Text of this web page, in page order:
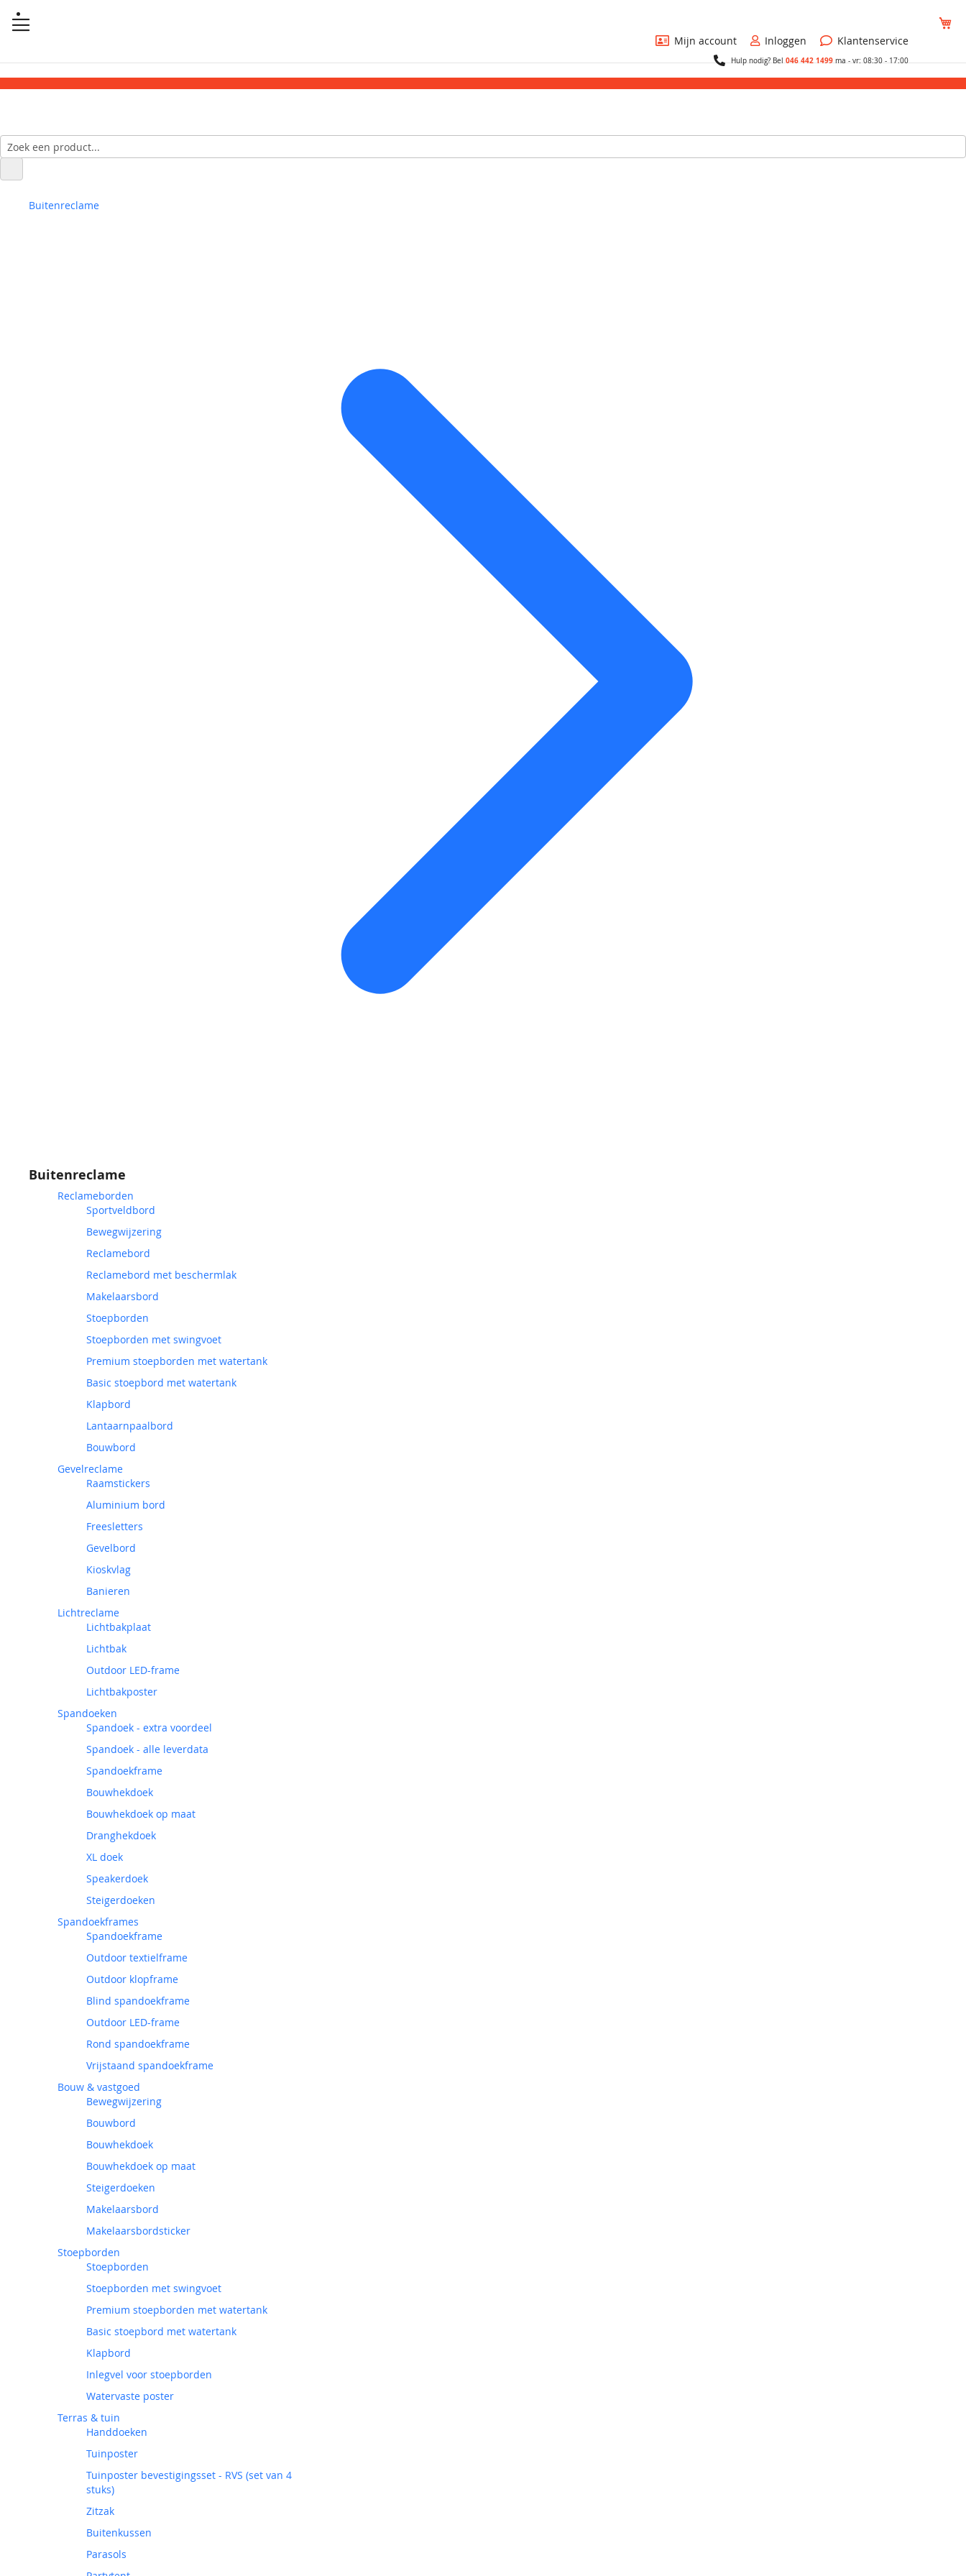
Mijn account
Inloggen Klantenservice
Hulp nodig? Bel046 442 1499ma - vr: 08:30 - 17:00
Buitenreclame
Buitenreclame
Reclameborden
Sportveldbord
Bewegwijzering
Reclamebord
Reclamebord met beschermlak
Makelaarsbord
Stoepborden
Stoepborden met swingvoet
Premium stoepborden met watertank
Basic stoepbord met watertank
Klapbord
Lantaarnpaalbord
Bouwbord
Gevelreclame
Raamstickers
Aluminium bord
Freesletters
Gevelbord
Kioskvlag
Banieren
Lichtreclame
Lichtbakplaat
Lichtbak
Outdoor LED-frame
Lichtbakposter
Spandoeken
Spandoek - extra voordeel
Spandoek - alle leverdata
Spandoekframe
Bouwhekdoek
Bouwhekdoek op maat
Dranghekdoek
XL doek
Speakerdoek
Steigerdoeken
Spandoekframes
Spandoekframe
Outdoor textielframe
Outdoor klopframe
Blind spandoekframe
Outdoor LED-frame
Rond spandoekframe
Vrijstaand spandoekframe
Bouw & vastgoed
Bewegwijzering
Bouwbord
Bouwhekdoek
Bouwhekdoek op maat
Steigerdoeken
Makelaarsbord
Makelaarsbordsticker
Stoepborden
Stoepborden
Stoepborden met swingvoet
Premium stoepborden met watertank
Basic stoepbord met watertank
Klapbord
Inlegvel voor stoepborden
Watervaste poster
Terras & tuin
Handdoeken
Tuinposter
Tuinposter bevestigingsset - RVS (set van 4
stuks)
Zitzak
Buitenkussen
Parasols